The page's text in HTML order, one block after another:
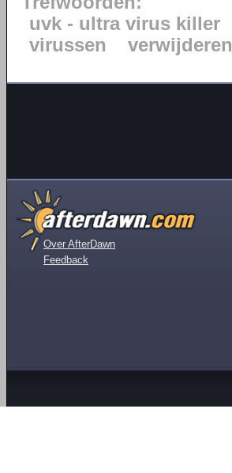
uvk - ultra virus killer
virussen
verwijderen
Over AfterDawn
Feedback